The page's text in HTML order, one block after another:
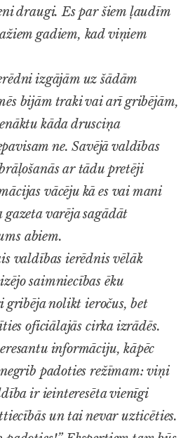
draugi. Es par šiem ļaudīm
gadiem, kad viņiem
izgājām uz šādām
bijām traki vai arī gribējām,
kāda drusciņa
ne. Savējā valdības
ar tādu pretēji
vācēju kā es vai mani
gazetavarēja sagādāt
abiem.
valdības ierēdnis vēlāk
saimniecības ēku
gribēja nolikt ieročus, bet
oficiālajās cirka izrādēs.
informāciju, kāpēc
padoties režīmam: viņi
ir ieinteresēta vienīgi
un tai nevar uzticēties.